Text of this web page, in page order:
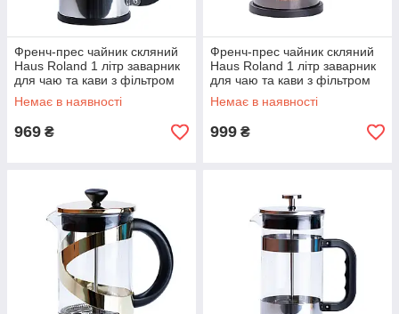
Френч-прес чайник скляний
Haus Roland 1 літр заварник
для чаю та кави з фільтром
фактурний хром
Немає в наявності
969 ₴
Френч-прес чайник скляний
Haus Roland 1 літр заварник
для чаю та кави з фільтром
чорний
Немає в наявності
999 ₴